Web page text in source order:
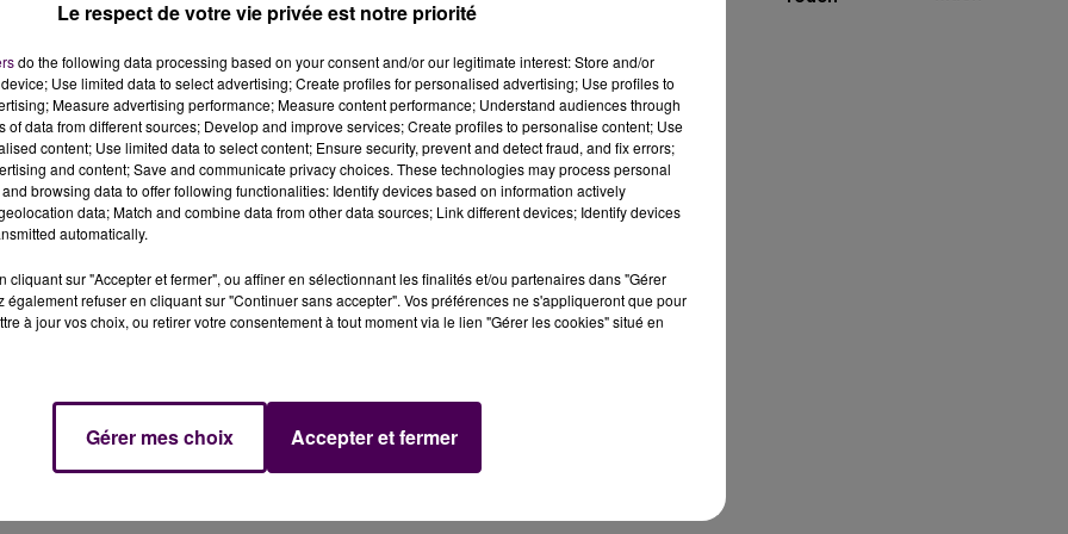
de son dispositif d’aide aux évènements touristiques
d’animaux sauvages. Une première en France.
de protection des animaux. Lors de la commission
a adoptéune délibération qui prévoit de ne plus
sauvages
grand public, notamment familial, qui de plus en plus,
les spectacles".
d’une subvention régionale devront donc montrer...
d’animaux sauvages. Une décision"inédite en
démarche d’anticipation de la loi du 30 novembre
sauvages dans les spectacles itinérants à partir du
Le respect de votre vie privée est notre priorité
do the following data processing based on your consent and/or our legitimate interest: Store and/or
Use limited data to select advertising; Create profiles for personalised advertising; Use profiles to
Measure advertising performance; Measure content performance; Understand audiences through
of data from different sources; Develop and improve services; Create profiles to personalise content; Use
content; Use limited data to select content; Ensure security, prevent and detect fraud, and fix errors;
and content; Save and communicate privacy choices. These technologies may process personal
browsing data to offer following functionalities: Identify devices based on information actively
data; Match and combine data from other data sources; Link different devices; Identify devices
automatically.
cliquant sur "Accepter et fermer", ou affiner en sélectionnant les finalités et/ou partenaires dans "Gérer
également refuser en cliquant sur "Continuer sans accepter". Vos préférences ne s'appliqueront que pour
à jour vos choix, ou retirer votre consentement à tout moment via le lien "Gérer les cookies" situé en
Gérer mes choix Accepter et fermer